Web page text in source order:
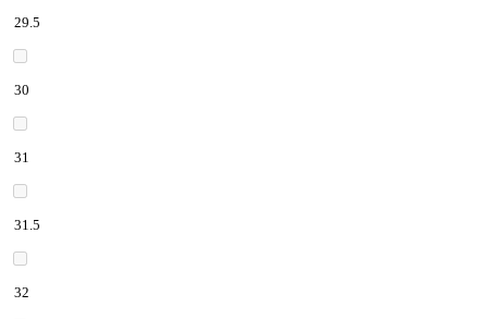
29.5
30
31
31.5
32